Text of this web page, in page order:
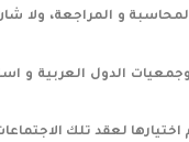
و المراجعة، ولا
الدول العربية و
لعقد تلك